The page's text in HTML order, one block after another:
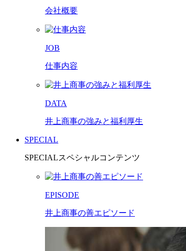
会社概要
JOB
仕事内容
DATA
井上商事の強みと福利厚生
SPECIAL
SPECIALスペシャルコンテンツ
EPISODE
井上商事の善エピソード